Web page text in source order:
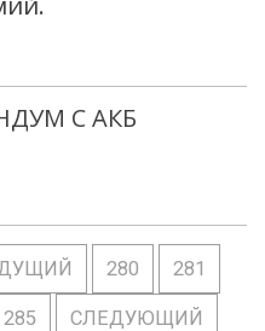
С АКБ
280 281
285 СЛЕДУЮЩИЙ